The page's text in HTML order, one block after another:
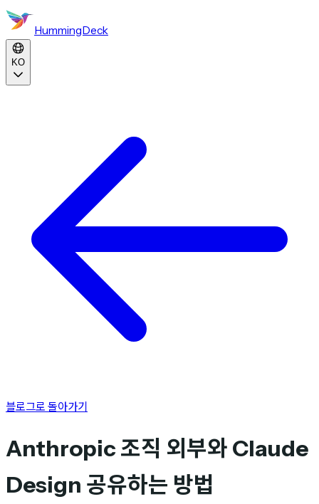
HummingDeck
KO
블로그로 돌아가기
Anthropic 조직 외부와 Claude
Design 공유하는 방법